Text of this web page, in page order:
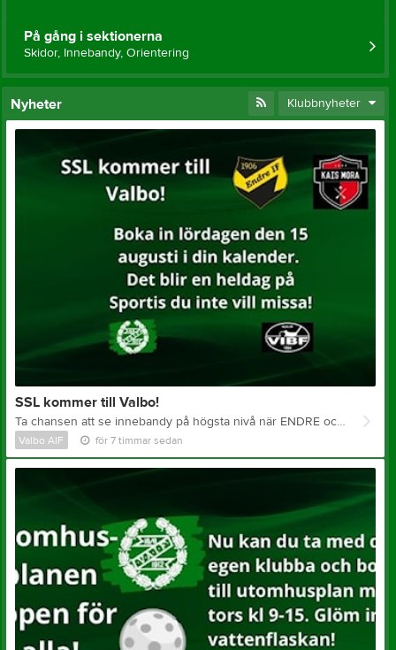
På gång i sektionerna
Skidor, Innebandy, Orientering
Nyheter Klubbnyheter
SSL kommer till Valbo!
Ta chansen att se innebandy på högsta nivå när ENDRE och KAIS MORA kommer till Valbo Sportcentrum för träning och träningsmatch. Lördagen den 15 augusti kommer det att bli en heldag på Sportis som du inte vill missa. Mer information kommer i våra sociala medier så håll utkik där!
Valbo AIF för 7 timmar sedan